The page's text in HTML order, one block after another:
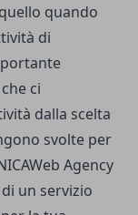
quando
di
che ci
dalla scelta
svolte per
Agency
un servizio